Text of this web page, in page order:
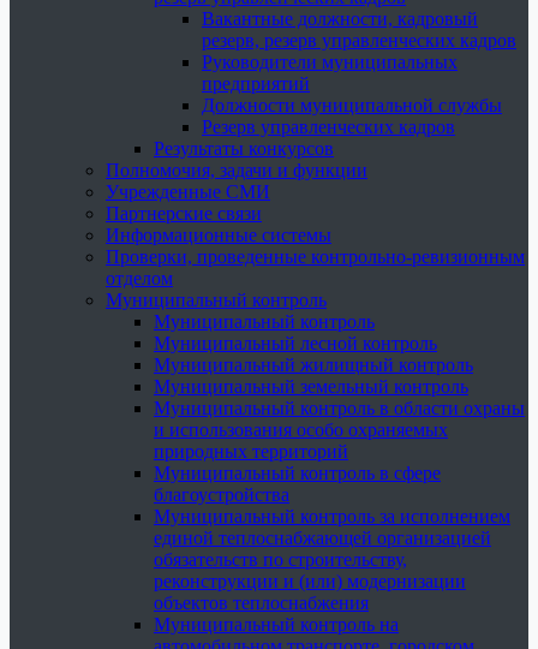
Вакантные должности, кадровый
резерв, резерв управленческих кадров
Руководители муниципальных
предприятий
Должности муниципальной службы
Резерв управленческих кадров
Результаты конкурсов
Полномочия, задачи и функции
Учрежденные СМИ
Партнерские связи
Информационные системы
Проверки, проведенные контрольно-ревизионным
отделом
Муниципальный контроль
Муниципальный контроль
Муниципальный лесной контроль
Муниципальный жилищный контроль
Муниципальный земельный контроль
Муниципальный контроль в области охраны
и использования особо охраняемых
природных территорий
Муниципальный контроль в сфере
благоустройства
Муниципальный контроль за исполнением
единой теплоснабжающей организацией
обязательств по строительству,
реконструкции и (или) модернизации
объектов теплоснабжения
Муниципальный контроль на